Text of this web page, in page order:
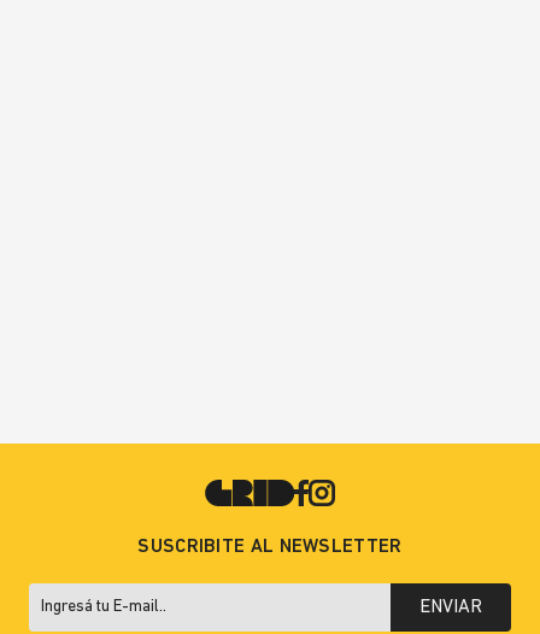
SUSCRIBITE AL NEWSLETTER
ENVIAR